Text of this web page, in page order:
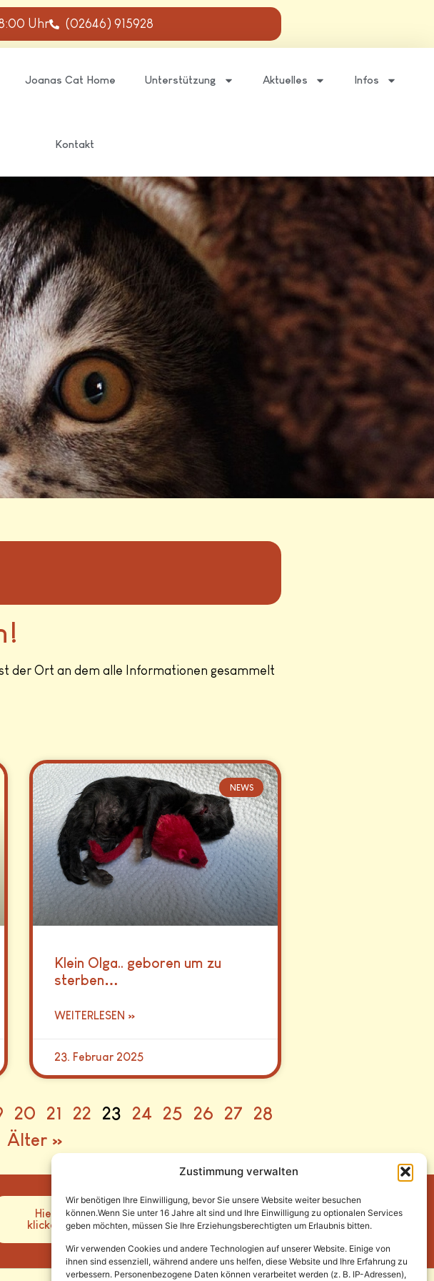
Zustimmung verwalten
Wir benötigen Ihre Einwilligung, bevor Sie unsere Website weiter besuchen
können.Wenn Sie unter 16 Jahre alt sind und Ihre Einwilligung zu optionalen Services
geben möchten, müssen Sie Ihre Erziehungsberechtigten um Erlaubnis bitten.
Wir verwenden Cookies und andere Technologien auf unserer Website. Einige von
ihnen sind essenziell, während andere uns helfen, diese Website und Ihre Erfahrung zu
verbessern. Personenbezogene Daten können verarbeitet werden (z. B. IP-Adressen),
Uhr (02646) 915928
Joanas Cat Home Unterstützung Aktuelles Infos
Kontakt
der Ort an dem alle Informationen gesammelt
NEWS
Klein Olga.. geboren um zu
sterben…
WEITERLESEN »
23. Februar 2025
20 21 22 23 24 25 26 27
28
Älter »
Hier
klicken